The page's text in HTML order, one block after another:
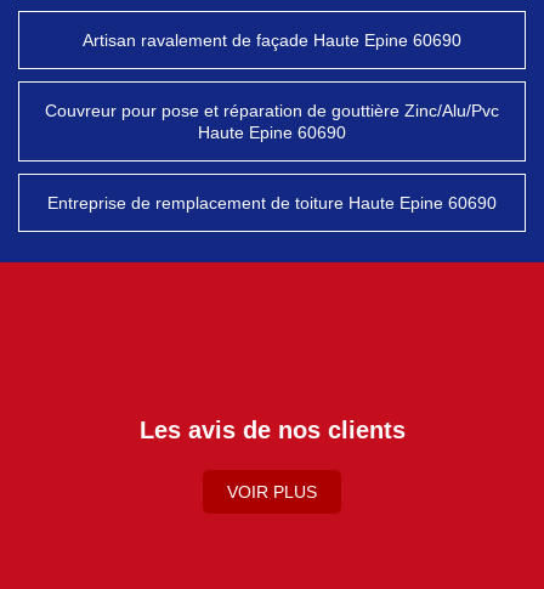
Artisan ravalement de façade Haute Epine 60690
Couvreur pour pose et réparation de gouttière Zinc/Alu/Pvc
Haute Epine 60690
Entreprise de remplacement de toiture Haute Epine 60690
Les avis de nos clients
VOIR PLUS